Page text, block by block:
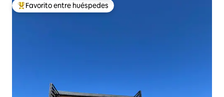
De los mejores en Favorito entre huéspedes
Favorito entre huéspedes